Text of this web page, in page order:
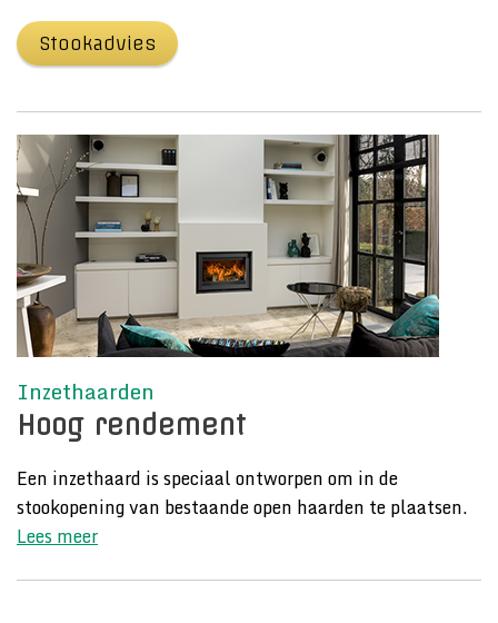
Stookadvies
Inzethaarden
Hoog rendement
Een inzethaard is speciaal ontworpen om in de
stookopening van bestaande open haarden te plaatsen.
Lees meer